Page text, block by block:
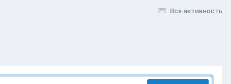
Вся активность